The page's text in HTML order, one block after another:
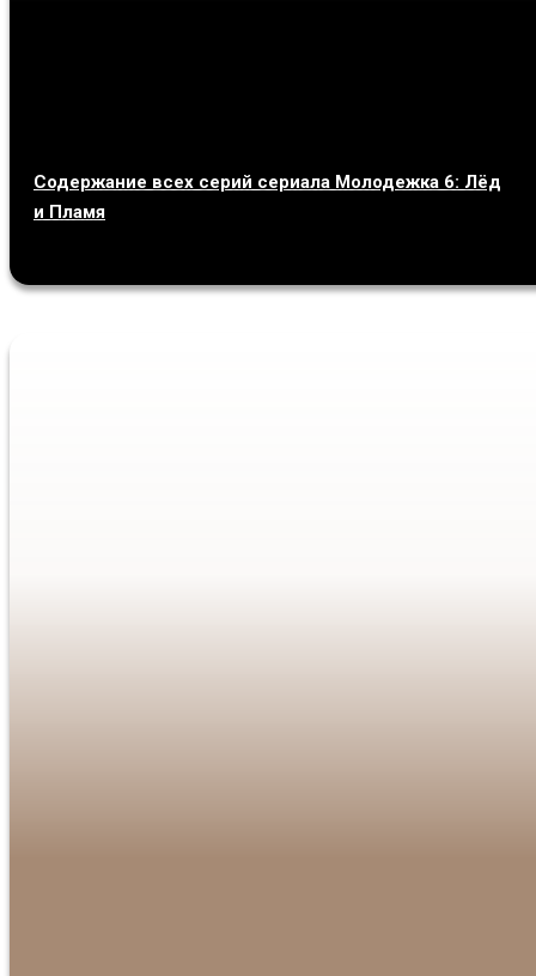
Содержание всех серий сериала Молодежка 6: Лёд
и Пламя